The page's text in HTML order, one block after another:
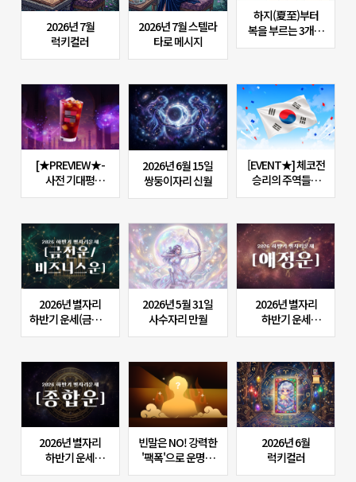
2026년 7월
럭키컬러
2026년 7월 스텔라
타로 메시지
하지(夏至)부터
복을 부르는 3개의
개운(開運) 액션
[★PREVIEW★-
사전 기대평
이벤트] 인도
'카마라의 신탁'
기대평 남기고 커피
받자!
2026년 6월 15일
쌍둥이자리 신월
[EVENT★] 체코전
승리의 주역들의
운세보고, 승리 축하
지급!
2026년 별자리
하반기 운세(금전운
&비즈니스운)
2026년 5월 31일
사수자리 만월
2026년 별자리
하반기 운세
(연애운)
2026년 별자리
하반기 운세
(종합운)
빈말은 NO! 강력한
'팩폭'으로 운명을
전하는 K-팩트 사주
2026년 6월
럭키컬러